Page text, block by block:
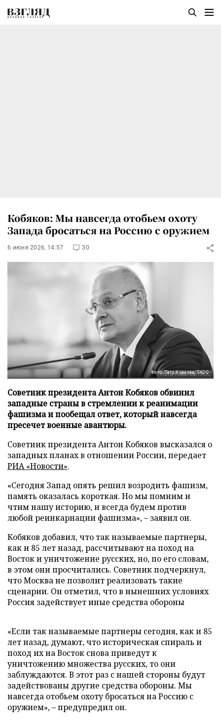
Кобяков: Мы навсегда отобьем охоту
Запада бросаться на Россию с оружием
6 июня 2026, 14:57 30
Фото: Петр Ковалев/ТАСС
Советник президента Антон Кобяков обвинил
западные страны в стремлении к реанимации
фашизма и пообещал ответ, который навсегда
пресечет военные авантюры.
Советник президента Антон Кобяков высказался о
западных планах в отношении России, передает
РИА «Новости».
«Сегодня Запад опять решил возродить фашизм,
память оказалась короткая. Но мы помним и
чтим нашу историю, и всегда будем против
любой реинкарнации фашизма», – заявил он.
Кобяков добавил, что так называемые партнеры,
как и 85 лет назад, рассчитывают на поход на
Восток и уничтожение русских, но, по его словам,
в этом они просчитались. Советник подчеркнул,
что Москва не позволит реализовать такие
сценарии. Он отметил, что в нынешних условиях
Россия задействует иные средства обороны
«Если так называемые партнеры сегодня, как и 85
лет назад, думают, что историческая спираль и
поход их на Восток снова приведут к
уничтожению множества русских, то они
заблуждаются. В этот раз с нашей стороны будут
задействованы другие средства обороны. Мы
навсегда отобьем охоту бросаться на Россию с
оружием», – предупредил он.